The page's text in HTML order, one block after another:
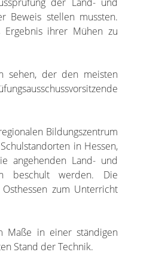
Beweis stellen mussten.
Ergebnis ihrer Mühen zu
sehen, der den meisten
Bildungszentrum
in Hessen,
angehenden Land- und
beschult werden. Die
zum Unterricht
Maße in einer ständigen
Stand der Technik.